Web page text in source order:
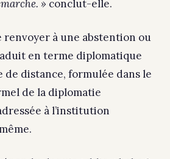
» conclut-elle.
renvoyer à une abstention ou
en terme diplomatique
de distance, formulée dans le
de la diplomatie
à l’institution